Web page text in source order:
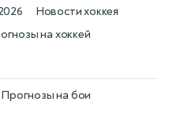
Новости хоккея
на хоккей
Прогнозы на бои